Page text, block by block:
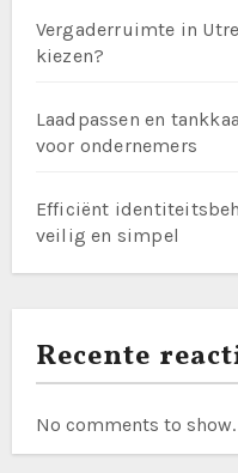
Vergaderruimte in
kiezen?
Laadpassen en
voor ondernemers
Efficiënt
veilig en simpel
Recente
No comments to show.